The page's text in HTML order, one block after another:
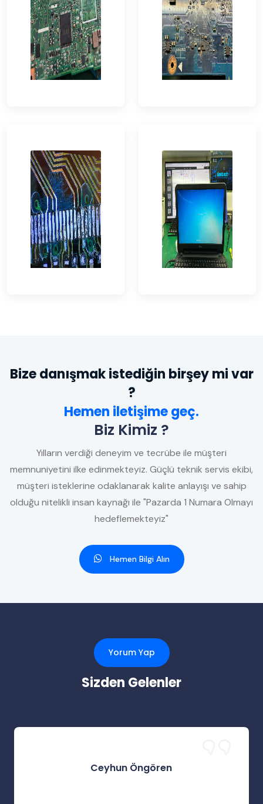
Bize danışmak istediğin birşey mi var
?
Hemen iletişime geç.
Biz Kimiz ?
Yılların verdiği deneyim ve tecrübe ile müşteri
memnuniyetini ilke edinmekteyiz. Güçlü teknik servis ekibi,
müşteri isteklerine odaklanarak kalite anlayışı ve sahip
olduğu nitelikli insan kaynağı ile "Pazarda 1 Numara Olmayı
hedeflemekteyiz"
Hemen Bilgi Alın
Yorum Yap
Sizden Gelenler
Ceyhun Öngören